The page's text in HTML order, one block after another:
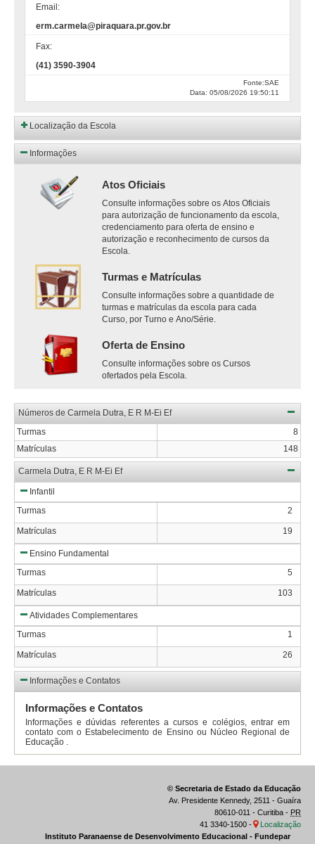
Email:
erm.carmela@piraquara.pr.gov.br
Fax:
(41) 3590-3904
Fonte:SAE
Data: 05/08/2026 19:50:11
Localização da Escola
Informações
Atos Oficiais
Consulte informações sobre os Atos Oficiais
para autorização de funcionamento da escola,
credenciamento para oferta de ensino e
autorização e reconhecimento de cursos da
Escola.
Turmas e Matrículas
Consulte informações sobre a quantidade de
turmas e matrículas da escola para cada
Curso, por Turno e Ano/Série.
Oferta de Ensino
Consulte informações sobre os Cursos
ofertados pela Escola.
Números de Carmela Dutra, E R M-Ei Ef
Turmas
8
Matrículas
148
Carmela Dutra, E R M-Ei Ef
Infantil
Turmas
2
Matrículas 19
Ensino Fundamental
Turmas
5
Matrículas 103
Atividades Complementares
Turmas
1
Matrículas 26
Informações e Contatos
Informações e Contatos
Informações e dúvidas referentes a cursos e colégios, entrar em
contato com o Estabelecimento de Ensino ou Núcleo Regional de
Educação .
© Secretaria de Estado da Educação
Av. Presidente Kennedy, 2511 - Guaíra
80610-011 - Curitiba - PR
41 3340-1500 -
Localização
Instituto Paranaense de Desenvolvimento Educacional - Fundepar